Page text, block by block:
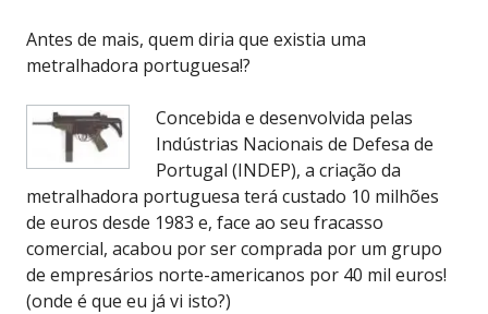
Antes de mais, quem diria que existia uma
metralhadora portuguesa!?
Concebida e desenvolvida pelas
Indústrias Nacionais de Defesa de
Portugal (INDEP), a criação da
metralhadora portuguesa terá custado 10 milhões
de euros desde 1983 e, face ao seu fracasso
comercial, acabou por ser comprada por um grupo
de empresários norte-americanos por 40 mil euros!
(onde é que eu já vi isto?)